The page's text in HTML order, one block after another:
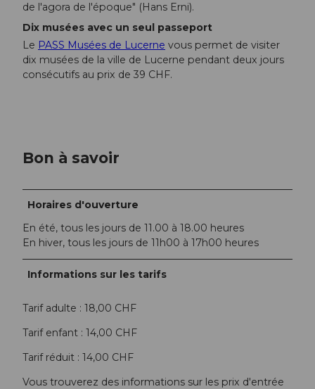
de l'agora de l'époque" (Hans Erni).
Dix musées avec un seul passeport
Le PASS Musées de Lucerne vous permet de visiter
dix musées de la ville de Lucerne pendant deux jours
consécutifs au prix de 39 CHF.
Bon à savoir
Horaires d'ouverture
En été, tous les jours de 11.00 à 18.00 heures
En hiver, tous les jours de 11h00 à 17h00 heures
Informations sur les tarifs
Tarif adulte : 18,00 CHF
Tarif enfant : 14,00 CHF
Tarif réduit : 14,00 CHF
Vous trouverez des informations sur les prix d'entrée